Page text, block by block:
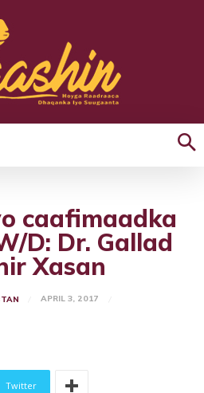
caafimaadka
D: Dr. Gallad
Xasan
APRIL 3, 2017
Twitter